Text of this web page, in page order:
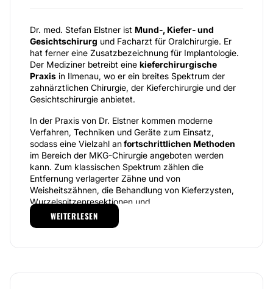
Dr. med. Stefan Elstner ist Mund-, Kiefer- und
Gesichtschirurg und Facharzt für Oralchirurgie. Er
hat ferner eine Zusatzbezeichnung für Implantologie.
Der Mediziner betreibt eine kieferchirurgische
Praxis in Ilmenau, wo er ein breites Spektrum der
zahnärztlichen Chirurgie, der Kieferchirurgie und der
Gesichtschirurgie anbietet.
In der Praxis von Dr. Elstner kommen moderne
Verfahren, Techniken und Geräte zum Einsatz,
sodass eine Vielzahl anfortschrittlichen Methoden
im Bereich der MKG-Chirurgie angeboten werden
kann. Zum klassischen Spektrum zählen die
Entfernung verlagerter Zähne und von
Weisheitszähnen, die Behandlung von Kieferzysten,
Wurzelspitzenresektionen und
Zahntransplantationen. Auch die
zu den angebotenen Leistungen und bei Bedarf kann
WEITERLESEN